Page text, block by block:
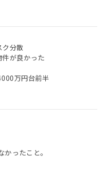
分散
が良かった
万円台前半
ったこと。